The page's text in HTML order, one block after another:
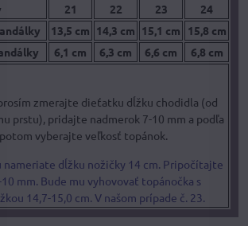
21 22 23
24
13,5 cm 14,3 cm 15,1 cm
15,8 cm
6,1 cm 6,3 cm 6,6 cm 6,8 cm
zmerajte dieťatku dĺžku chodidla (od
prstu), pridajte nadmerok 7-10 mm a podľa
vyberajte veľkosť topánok.
dĺžku nožičky 14 cm. Pripočítajte
mm. Bude mu vyhovovať topánočka s
14,7-15,0 cm. V našom prípade č. 23.